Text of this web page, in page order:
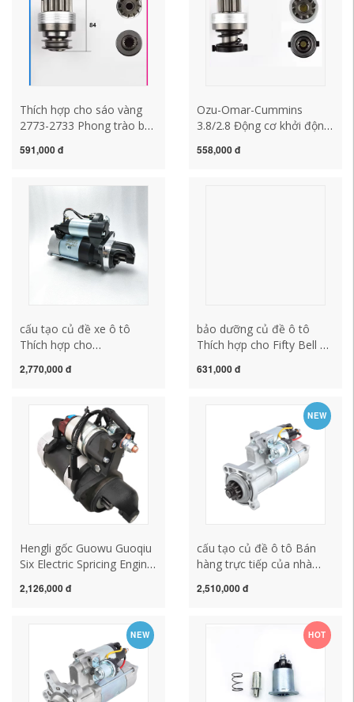
Thích hợp cho sáo vàng
2773-2733 Phong trào bắt
gear daling whe sửa chữa
ô tô
591,000 đ
Ozu-Omar-Cummins
3.8/2.8 Động cơ khởi động
răng 12V/24V cấu tạo củ
558,000 đ
cấu tạo củ đề xe ô tô
Thích hợp cho
6J/6G/4G/4E/6A Lắp ráp
Khởi động động cơ khởi
động bảo dưỡng củ đề ô
to mô tơ đề xe ô tô
2,770,000 đ
bảo dưỡng củ đề ô tô
Thích hợp cho Fifty Bell da
Fack 1326/2418D thợ sửa
GEAR cu de oto cách kiểm
631,000 đ
Hengli gốc Guowu Guoqiu
Six Electric Spricing Engine
đèn động cơ Vanka Động
chổi than củ đề xe ô tô
2,126,000 đ
NEW
cấu tạo củ đề ô tô Bán
hàng trực tiếp của nhà
trên Chai 6135 Sinotruk VI
động cơ chổi than củ đề ô
tô cấu tạo củ đề xe ô tô
2,510,000 đ
NEW HOT